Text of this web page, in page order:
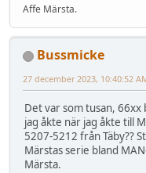
Affe Märsta.
Bussmicke
27 december 2023, 10:40:52
Det var som tusan,
jag åkte när jag åkte till
5207-5212 från Täby??
Märstas serie bland
Märsta.